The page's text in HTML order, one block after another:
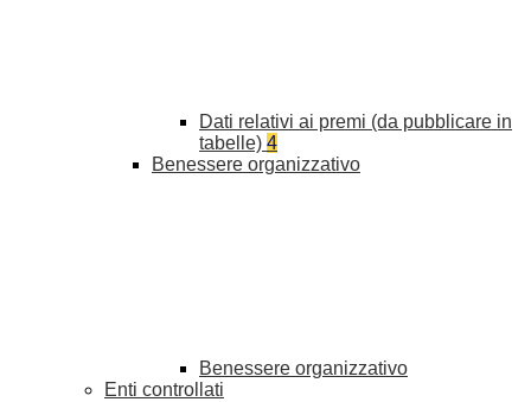
Dati relativi ai premi (da pubblicare in
tabelle) 4
Benessere organizzativo
Benessere organizzativo
Enti controllati